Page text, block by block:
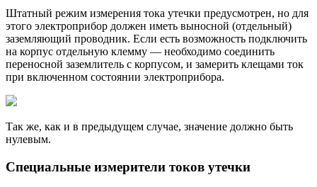
Штатный режим измерения тока утечки предусмотрен, но для
этого электроприбор должен иметь выносной (отдельный)
заземляющий проводник. Если есть возможность подключить
на корпус отдельную клемму — необходимо соединить
переносной заземлитель с корпусом, и замерить клещами ток
при включенном состоянии электроприбора.
Так же, как и в предыдущем случае, значение должно быть
нулевым.
Специальные измерители токов утечки